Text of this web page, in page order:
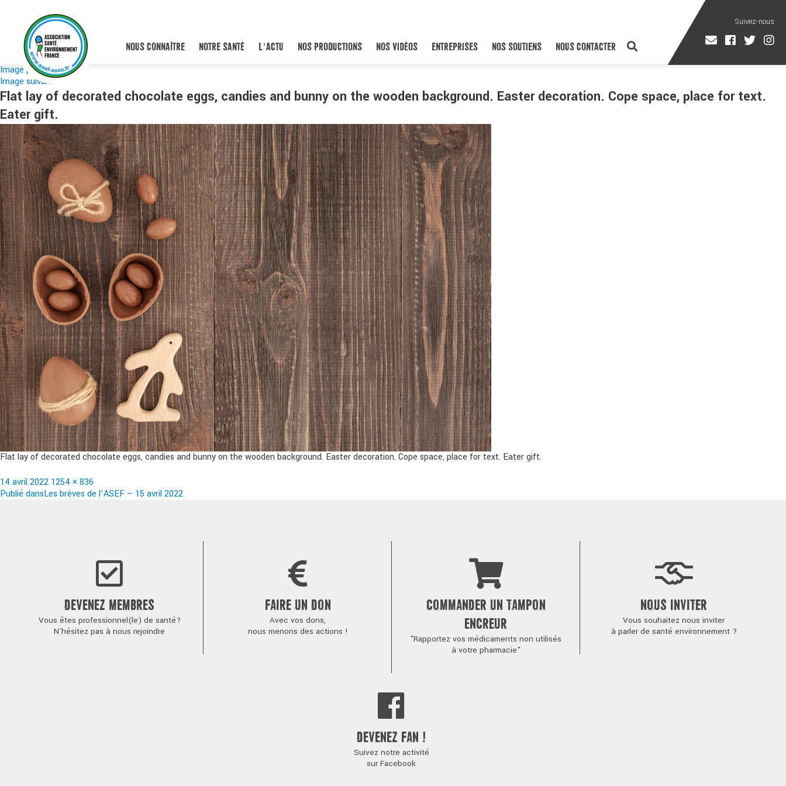
NOUS CONNAÎTRE NOTRE SANTÉ L’ACTU NOS PRODUCTIONS NOS VIDÉOS ENTREPRISES NOS SOUTIENS NOUS CONTACTER
Image précédente
Image suivante
Flat lay of decorated chocolate eggs, candies and bunny on the wooden background. Easter decoration. Cope space, place for text.
Eater gift.
Flat lay of decorated chocolate eggs, candies and bunny on the wooden background. Easter decoration. Cope space, place for text. Eater gift.
Publié
le
14 avril 2022 Taille
réelle
1254 × 836
Navigation
Publié dansLes brèves de l’ASEF – 15 avril 2022
DEVENEZ MEMBRES
Vous êtes professionnel(le) de santé?
N'hésitez pas à nous rejoindre
FAIRE UN DON
Avec vos dons,
nous menons des actions !
COMMANDER UN TAMPON
ENCREUR
"Rapportez vos médicaments non utilisés
à votre pharmacie"
NOUS INVITER
Vous souhaitez nous inviter
à parler de santé environnement ?
DEVENEZ FAN !
Suivez notre activité
sur Facebook